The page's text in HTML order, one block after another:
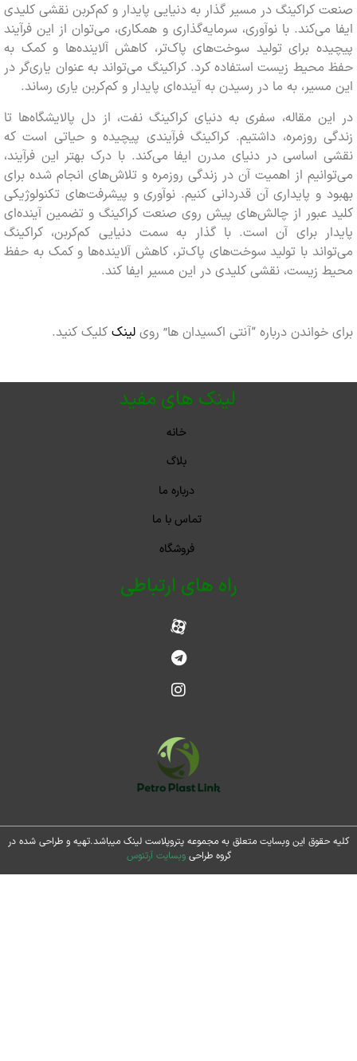
کراکینگ در مسیر گذار به دنیایی پایدار و کم‌کربن نقشی کلیدی
می‌کند. با نوآوری، سرمایه‌گذاری و همکاری، می‌توان از این فرآیند
برای تولید سوخت‌های پاک‌تر، کاهش آلاینده‌ها و کمک به
محیط زیست استفاده کرد. کراکینگ می‌تواند به عنوان یاری‌گر در
به ما در رسیدن به آینده‌ای پایدار و کم‌کربن یاری رساند.
مقاله، سفری به دنیای کراکینگ نفت، از دل پالایشگاه‌ها تا
روزمره، داشتیم. کراکینگ فرآیندی پیچیده و حیاتی است که
اساسی در دنیای مدرن ایفا می‌کند. با درک بهتر این فرآیند،
از اهمیت آن در زندگی روزمره و تلاش‌های انجام شده برای
و پایداری آن قدردانی کنیم. نوآوری و پیشرفت‌های تکنولوژیکی
عبور از چالش‌های پیش روی صنعت کراکینگ و تضمین آینده‌ای
برای آن است. با گذار به سمت دنیایی کم‌کربن، کراکینگ
با تولید سوخت‌های پاک‌تر، کاهش آلاینده‌ها و کمک به حفظ
زیست، نقشی کلیدی در این مسیر ایفا کند.
خواندن درباره “آنتی‌ اکسیدان‌ ها” روی لینککلیک کنید.
لینک های مفید
درباره ما
تماس با ما
فروشگاه
راه های ارتباطی
حقوق این وبسایت متعلق به مجموعه پتروپلاست لینک میباشد.تهیه و طراحی شده در
گروه طراحی وبسایت آرتنوس